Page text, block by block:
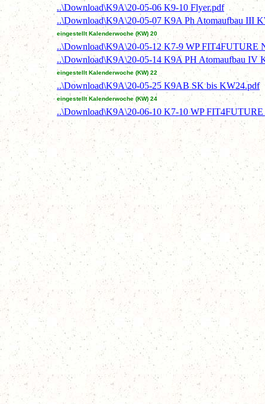
..\Download\K9A\20-05-06 K9-10 Flyer.pdf
..\Download\K9A\20-05-07 K9A Ph Atomaufbau III
eingestellt Kalenderwoche (KW) 20
..\Download\K9A\20-05-12 K7-9 WP FIT4FUTURE
..\Download\K9A\20-05-14 K9A PH Atomaufbau IV
eingestellt Kalenderwoche (KW) 22
..\Download\K9A\20-05-25 K9AB SK bis KW24.pdf
eingestellt Kalenderwoche (KW) 24
..\Download\K9A\20-06-10 K7-10 WP FIT4FUTURE